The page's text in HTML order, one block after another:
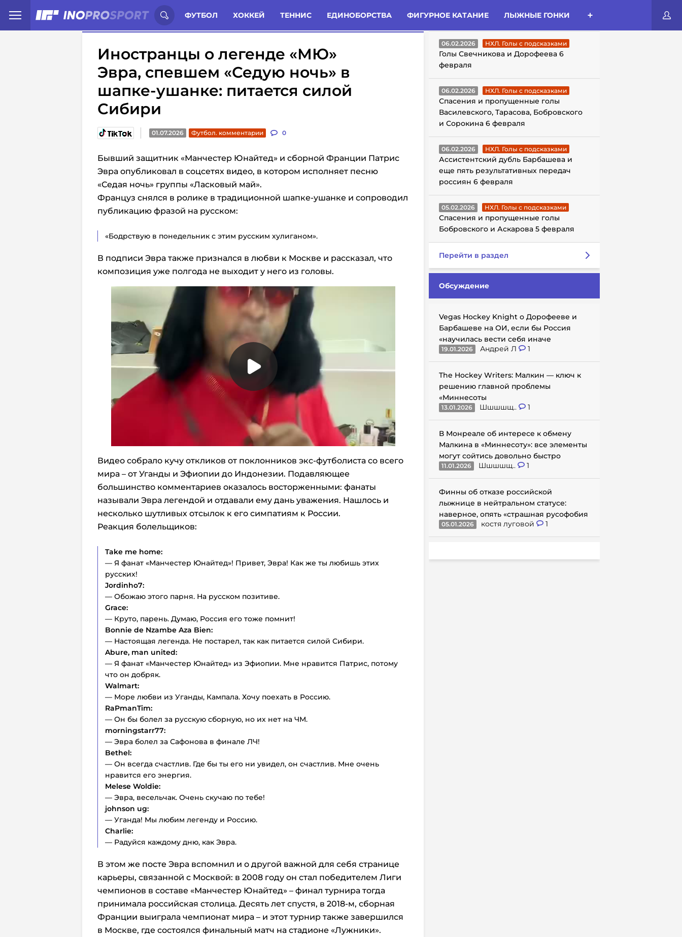
ФУТБОЛ ХОККЕЙ ТЕННИС ЕДИНОБОРСТВА ФИГУРНОЕ КАТАНИЕ ЛЫЖНЫЕ ГОНКИ
Иностранцы о спорте России: Статьи Комменты Новости
Иностранцы о легенде «МЮ»
Эвра, спевшем «Седую ночь» в
шапке-ушанке: питается силой
Сибири
01.07.2026 Футбол. комментарии 0
Бывший защитник «Манчестер Юнайтед» и сборной Франции Патрис
Эвра опубликовал в соцсетях видео, в котором исполняет песню
«Седая ночь» группы «Ласковый май».
Француз снялся в ролике в традиционной шапке-ушанке и сопроводил
публикацию фразой на русском:
«Бодрствую в понедельник с этим русским хулиганом».
В подписи Эвра также признался в любви к Москве и рассказал, что
композиция уже полгода не выходит у него из головы.
Видео собрало кучу откликов от поклонников экс-футболиста со всего
мира – от Уганды и Эфиопии до Индонезии. Подавляющее
большинство комментариев оказалось восторженными: фанаты
называли Эвра легендой и отдавали ему дань уважения. Нашлось и
несколько шутливых отсылок к его симпатиям к России.
Реакция болельщиков:
Take me home:
— Я фанат «Манчестер Юнайтед»! Привет, Эвра! Как же ты любишь этих
русских!
Jordinho7:
— Обожаю этого парня. На русском позитиве.
Grace:
— Круто, парень. Думаю, Россия его тоже помнит!
Bonnie de Nzambe Aza Bien:
— Настоящая легенда. Не постарел, так как питается силой Сибири.
Abure, man united:
— Я фанат «Манчестер Юнайтед» из Эфиопии. Мне нравится Патрис, потому
что он добряк.
Walmart:
— Море любви из Уганды, Кампала. Хочу поехать в Россию.
RaPmanTim:
— Он бы болел за русскую сборную, но их нет на ЧМ.
morningstarr77:
— Эвра болел за Сафонова в финале ЛЧ!
Bethel:
— Он всегда счастлив. Где бы ты его ни увидел, он счастлив. Мне очень
нравится его энергия.
Melese Woldie:
— Эвра, весельчак. Очень скучаю по тебе!
johnson ug:
— Уганда! Мы любим легенду и Россию.
Charlie:
— Радуйся каждому дню, как Эвра.
В этом же посте Эвра вспомнил и о другой важной для себя странице
карьеры, связанной с Москвой: в 2008 году он стал победителем Лиги
чемпионов в составе «Манчестер Юнайтед» – финал турнира тогда
принимала российская столица. Десять лет спустя, в 2018-м, сборная
Франции выиграла чемпионат мира – и этот турнир также завершился
в Москве, где состоялся финальный матч на стадионе «Лужники».
ГОЛЫ С ПОДСКАЗКАМИ
06.02.2026 НХЛ. Голы с подсказками
Голы Свечникова и Дорофеева 6
февраля
06.02.2026 НХЛ. Голы с подсказками
Спасения и пропущенные голы
Василевского, Тарасова, Бобровского
и Сорокина 6 февраля
06.02.2026 НХЛ. Голы с подсказками
Ассистентский дубль Барбашева и
еще пять результативных передач
россиян 6 февраля
05.02.2026 НХЛ. Голы с подсказками
Спасения и пропущенные голы
Бобровского и Аскарова 5 февраля
Перейти в раздел
Обсуждение
Vegas Hockey Knight о Дорофееве и
Барбашеве на ОИ, если бы Россия
«научилась вести себя иначе
19.01.2026 Андрей Л 1
The Hockey Writers: Малкин — ключ к
решению главной проблемы
«Миннесоты
13.01.2026 Шшшшщ.. 1
В Монреале об интересе к обмену
Малкина в «Миннесоту»: все элементы
могут сойтись довольно быстро
11.01.2026 Шшшшщ.. 1
Финны об отказе российской
лыжнице в нейтральном статусе:
наверное, опять «страшная русофобия
05.01.2026 костя луговой 1